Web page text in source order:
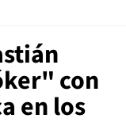
con
en los